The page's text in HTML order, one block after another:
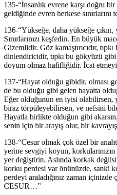
135-“İnsanlık evrene karşı doğru
geldiğinde evren herkese
136-“Yükseğe, daha yükseğe
Sınırlarınızı keşfedin. En büyük
Gizemlidir. Göz kamaştırıcıdır,
dinlendiricidir, tıpkı bu gökyüzü
doyum olmaz hafifliğidir. İcat
137-“Hayat olduğu gibidir, olması
de bu olduğu gibi gelen hayatta
Eğer olduğunun en iyisi olabilirsen,
biraz törpüleyebilirsen, ve nefsini
Hayatla birlikte olduğun gibi
senin için bir arayış olur, bir
138-“Cesur olmak çok özel bir
yerine sevgiyi koyun,
yer değiştirin. Aslında korkak
korku perdesi var önünüzde, sanki
perdeyi araladığınız zaman
CESUR…”